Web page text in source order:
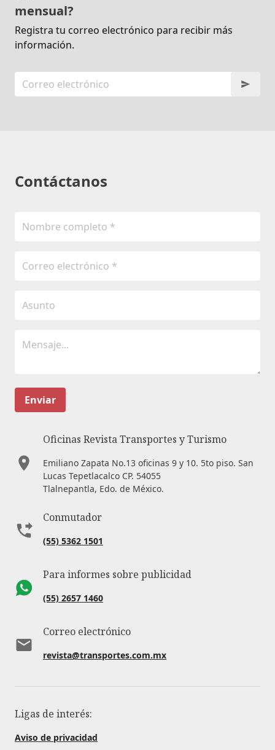
mensual?
Registra tu correo electrónico para recibir más
información.
Contáctanos
Enviar
Oficinas Revista Transportes y Turismo
Emiliano Zapata No.13 oficinas 9 y 10. 5to piso. San
Lucas Tepetlacalco CP. 54055
Tlalnepantla, Edo. de México.
Conmutador
(55) 5362 1501
Para informes sobre publicidad
(55) 2657 1460
Correo electrónico
revista@transportes.com.mx
Ligas de interés:
Aviso de privacidad